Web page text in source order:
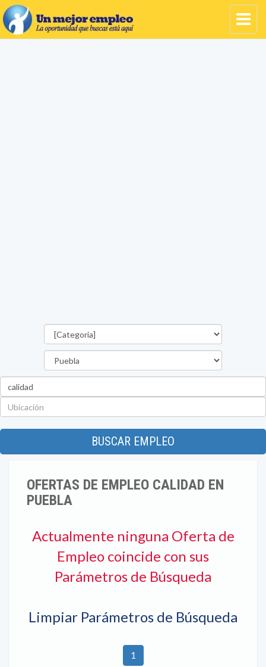
BUSCAR EMPLEO
OFERTAS DE EMPLEO CALIDAD EN
PUEBLA
Actualmente ninguna Oferta de
Empleo coincide con sus
Parámetros de Búsqueda
Limpiar Parámetros de Búsqueda
1